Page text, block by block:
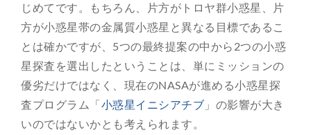
じめてです。もちろん、片方がトロヤ群小惑星、片
方が小惑星帯の金属質小惑星と異なる目標であるこ
とは確かですが、5つの最終提案の中から2つの小惑
星探査を選出したということは、単にミッションの
優劣だけではなく、現在のNASAが進める小惑星探
査プログラム「小惑星イニシアチブ 」の影響が大き
いのではないかとも考えられます。